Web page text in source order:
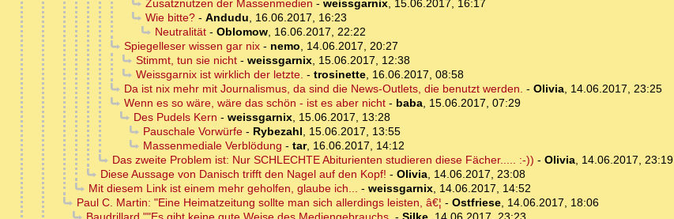
Zusatznutzen der Massenmedien - weissgarnix, 15.06.2017, 16:17
Wie bitte?- Andudu, 16.06.2017, 16:23
Neutralität- Oblomow, 16.06.2017, 22:22
Spiegelleser wissen gar nix- nemo, 14.06.2017, 20:27
Stimmt, tun sie nicht- weissgarnix, 15.06.2017, 12:38
Weissgarnix ist wirklich der letzte. - trosinette, 16.06.2017, 08:58
Da ist nix mehr mit Journalismus, da sind die News-Outlets, die benutzt werden. - Olivia, 14.06.2017, 23:25
Wenn es so wäre, wäre das schön - ist es aber nicht- baba, 15.06.2017, 07:29
Des Pudels Kern - weissgarnix, 15.06.2017, 13:28
Pauschale Vorwürfe- Rybezahl, 15.06.2017, 13:55
Massenmediale Verblödung - tar, 16.06.2017, 14:12
Das zweite Problem ist: Nur SCHLECHTE Abiturienten studieren diese Fächer..... :-)) - Olivia, 14.06.2017, 23:19
Diese Aussage von Danisch trifft den Nagel auf den Kopf! - Olivia, 14.06.2017, 23:08
Mit diesem Link ist einem mehr geholfen, glaube ich... - weissgarnix, 14.06.2017, 14:52
Paul C. Martin: "Eine Heimatzeitung sollte man sich allerdings leisten, â€¦ - Ostfriese, 14.06.2017, 18:06